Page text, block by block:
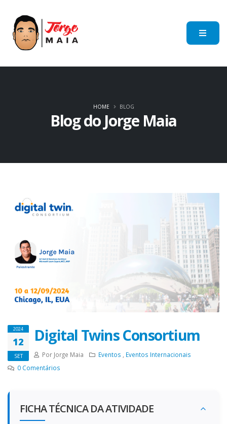
Blog do Jorge Maia
HOME BLOG
2024
12
SET
Digital Twins Consortium
Por Jorge Maia Eventos
Eventos Internacionais
0 Comentários
FICHA TÉCNICA DA ATIVIDADE